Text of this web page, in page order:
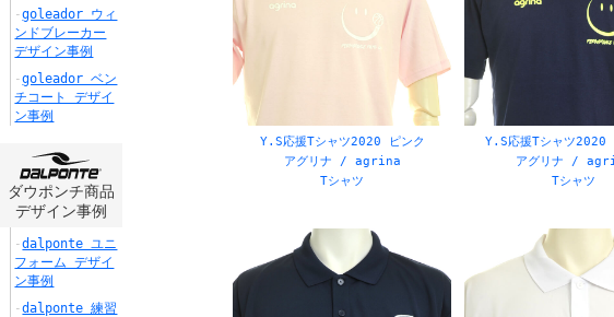
goleador ウィ
ンドブレーカー
デザイン事例
goleador ベン
チコート デザイ
ン事例
ダウポンチ商品
デザイン事例
dalponte ユニ
フォーム デザイ
ン事例
dalponte 練習
Y.S応援Tシャツ2020 ピンク
アグリナ / agrina
Tシャツ
Y.S応援Tシャツ2020
アグリナ /
Tシャツ